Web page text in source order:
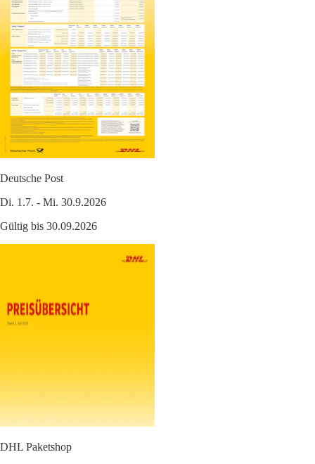
Deutsche Post
Di. 1.7. - Mi. 30.9.2026
Gültig bis 30.09.2026
DHL Paketshop